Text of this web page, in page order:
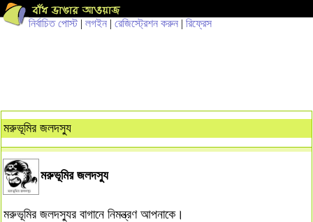
নির্বাচিত পোস্ট| লগইন | রেজিস্ট্রেশন করুন | রিফ্রেস
মরুভূমির জলদস্যু
মরুভূমির জলদস্যু
মরুভূমির জলদস্যুর বাগানে নিমন্ত্রণ আপনাকে।